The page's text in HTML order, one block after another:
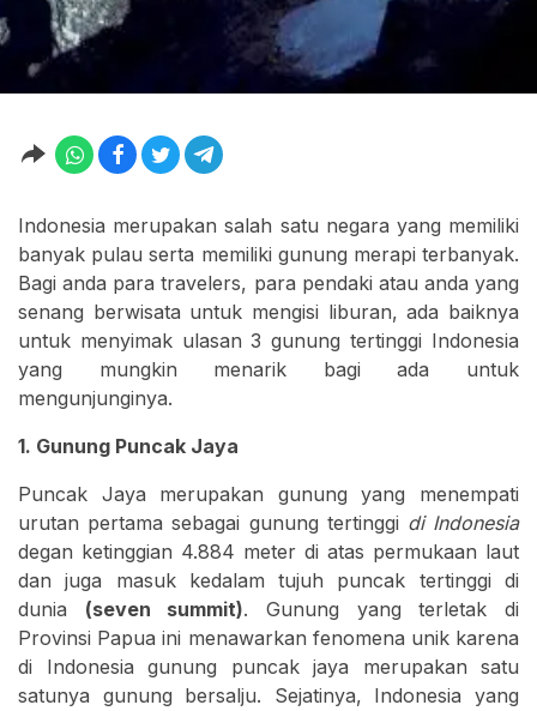
Indonesia merupakan salah satu negara yang memiliki
banyak pulau serta memiliki gunung merapi terbanyak.
Bagi anda para travelers, para pendaki atau anda yang
senang berwisata untuk mengisi liburan, ada baiknya
untuk menyimak ulasan 3 gunung tertinggi Indonesia
yang mungkin menarik bagi ada untuk
mengunjunginya.
1. Gunung Puncak Jaya
Puncak Jaya merupakan gunung yang menempati
urutan pertama sebagai gunung tertinggi di Indonesia
degan ketinggian 4.884 meter di atas permukaan laut
dan juga masuk kedalam tujuh puncak tertinggi di
dunia (seven summit). Gunung yang terletak di
Provinsi Papua ini menawarkan fenomena unik karena
di Indonesia gunung puncak jaya merupakan satu
satunya gunung bersalju. Sejatinya, Indonesia yang